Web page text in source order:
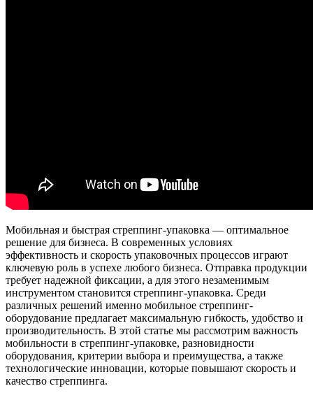
Мобильная и быстрая стреппинг-упаковка — оптимальное
решение для бизнеса. В современных условиях
эффективность и скорость упаковочных процессов играют
ключевую роль в успехе любого бизнеса. Отправка продукции
требует надежной фиксации, а для этого незаменимым
инструментом становится стреппинг-упаковка. Среди
различных решений именно мобильное стреппинг-
оборудование предлагает максимальную гибкость, удобство и
производительность. В этой статье мы рассмотрим важность
мобильности в стреппинг-упаковке, разновидности
оборудования, критерии выбора и преимущества, а также
технологические инновации, которые повышают скорость и
качество стреппинга.